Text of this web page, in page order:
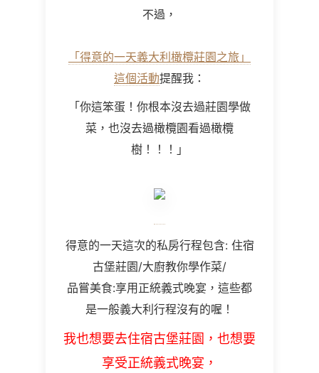
不過，
「得意的一天義大利橄欖莊園之旅」
這個活動提醒我：
「你這笨蛋！你根本沒去過莊園學做
菜，也沒去過橄欖園看過橄欖
樹！！！」
得意的一天這次的私房行程包含: 住宿
古堡莊園/大廚教你學作菜/
品嘗美食:享用正統義式晚宴，這些都
是一般義大利行程沒有的喔！
我也想要去住宿古堡莊園，也想要
享受正統義式晚宴，